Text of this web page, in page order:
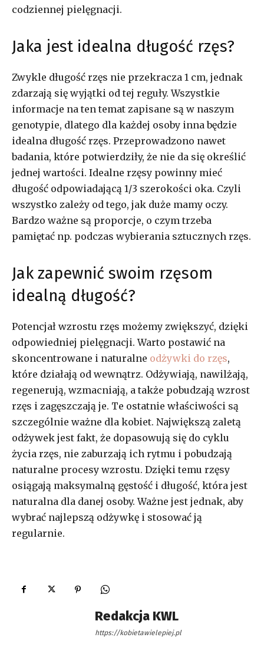
codziennej pielęgnacji.
Jaka jest idealna długość rzęs?
Zwykle długość rzęs nie przekracza 1 cm, jednak
zdarzają się wyjątki od tej reguły. Wszystkie
informacje na ten temat zapisane są w naszym
genotypie, dlatego dla każdej osoby inna będzie
idealna długość rzęs. Przeprowadzono nawet
badania, które potwierdziły, że nie da się określić
jednej wartości. Idealne rzęsy powinny mieć
długość odpowiadającą 1/3 szerokości oka. Czyli
wszystko zależy od tego, jak duże mamy oczy.
Bardzo ważne są proporcje, o czym trzeba
pamiętać np. podczas wybierania sztucznych rzęs.
Jak zapewnić swoim rzęsom
idealną długość?
Potencjał wzrostu rzęs możemy zwiększyć, dzięki
odpowiedniej pielęgnacji. Warto postawić na
skoncentrowane i naturalne odżywki do rzęs,
które działają od wewnątrz. Odżywiają, nawilżają,
regenerują, wzmacniają, a także pobudzają wzrost
rzęs i zagęszczają je. Te ostatnie właściwości są
szczególnie ważne dla kobiet. Największą zaletą
odżywek jest fakt, że dopasowują się do cyklu
życia rzęs, nie zaburzają ich rytmu i pobudzają
naturalne procesy wzrostu. Dzięki temu rzęsy
osiągają maksymalną gęstość i długość, która jest
naturalna dla danej osoby. Ważne jest jednak, aby
wybrać najlepszą odżywkę i stosować ją
regularnie.
Redakcja KWL
https://kobietawielepiej.pl